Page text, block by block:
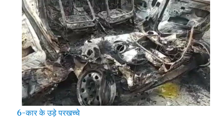
6-कार के उड़े परखच्चे